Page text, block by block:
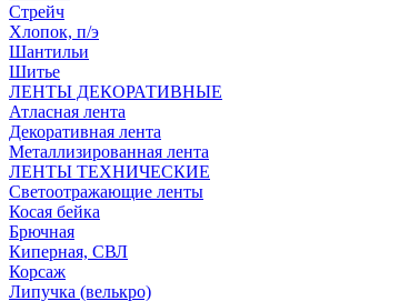
Стрейч
Хлопок, п/э
Шантильи
Шитье
ЛЕНТЫ ДЕКОРАТИВНЫЕ
Атласная лента
Декоративная лента
Металлизированная лента
ЛЕНТЫ ТЕХНИЧЕСКИЕ
Светоотражающие ленты
Косая бейка
Брючная
Киперная, СВЛ
Корсаж
Липучка (велькро)